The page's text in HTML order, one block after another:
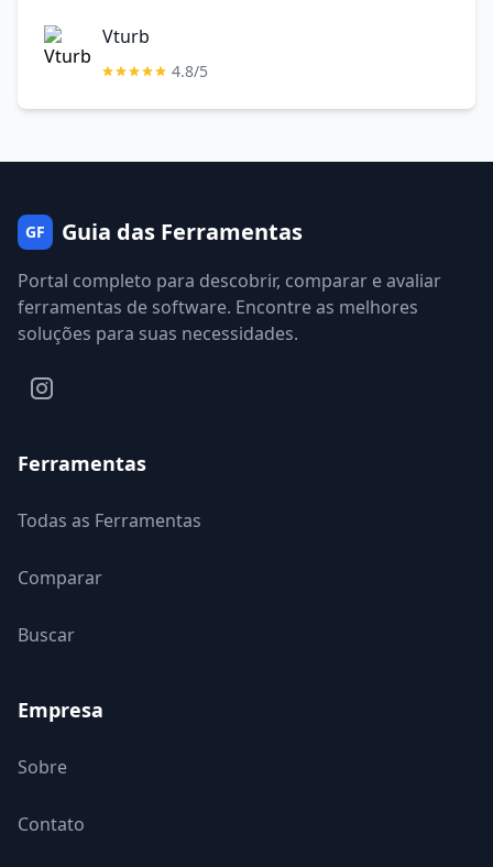
Vturb
4.8/5
GF Guia das Ferramentas
Portal completo para descobrir, comparar e avaliar
ferramentas de software. Encontre as melhores
soluções para suas necessidades.
Ferramentas
Todas as Ferramentas
Comparar
Buscar
Empresa
Sobre
Contato